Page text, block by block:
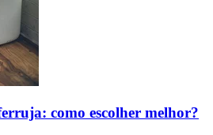
como escolher melhor?